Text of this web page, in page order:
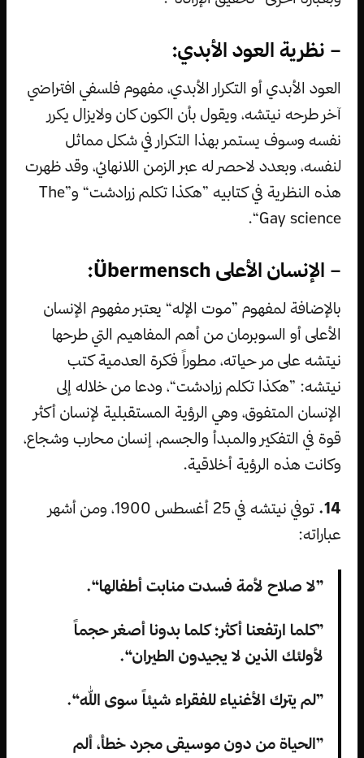
– نظرية العود الأبدي:
العود الأبدي أو التكرار الأبدي، مفهوم فلسفي افتراضي
آخر طرحه نيتشه، ويقول بأن الكون كان ولايزال يكرر
نفسه وسوف يستمر بهذا التكرار في شكل مماثل
لنفسه، وبعدد لاحصر له عبر الزمن اللانهائي، وقد ظهرت
هذه النظرية في كتابيه ”هكذا تكلم زرادشت“ و”The
Gay science“.
– الإنسان الأعلى Übermensch:
بالإضافة لمفهوم ”موت الإله“ يعتبر مفهوم الإنسان
الأعلى أو السوبرمان من أهم المفاهيم التي طرحها
نيتشه على مر حياته، مطوراً فكرة العدمية كتب
نيتشه: ”هكذا تكلم زرادشت“، ودعا من خلاله إلى
الإنسان المتفوق، وهي الرؤية المستقبلية لإنسان أكثر
قوة في التفكير والمبدأ والجسم، إنسان محارب وشجاع،
وكانت هذه الرؤية أخلاقية.
14.
توفي نيتشه في 25 أغسطس 1900، ومن أشهر
عباراته:
”لا صلاح لأمة فسدت منابت أطفالها“.
”كلما ارتفعنا أكثر؛ كلما بدونا أصغر حجماً
لأولئك الذين لا يجيدون الطيران“.
”لم يترك الأغنياء للفقراء شيئاً سوى الله“.
”الحياة من دون موسيقى مجرد خطأ، ألم